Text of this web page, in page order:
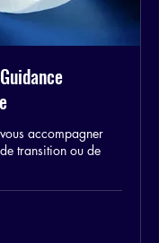
accompagner
transition ou de